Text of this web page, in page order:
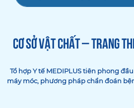
CƠ SỞ VẬT CHẤT – TRANG
Tổ hợp Y tế MEDIPLUS tiên phong
máy móc, phương pháp chẩn đoán